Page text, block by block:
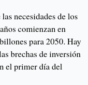
necesidades de los
comienzan en
para 2050. Hay
brechas de inversión
el primer día del